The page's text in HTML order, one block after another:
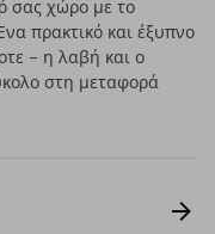
σας χώρο με το
πρακτικό και έξυπνο
– η λαβή και ο
στη μεταφορά